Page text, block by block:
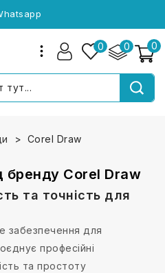
0
0
0
Corel Draw
бренду Corel Draw
та точність для
забезпечення для
професійні
та простоту